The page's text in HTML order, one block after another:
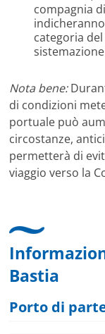
compagnia
categoria
Nota bene:
di condizioni
portuale può
circostanze,
permetterà di
viaggio verso la
Bastia
Porto di